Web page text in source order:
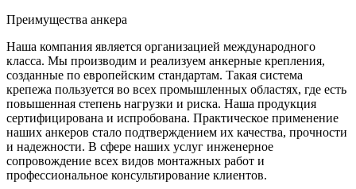
Преимущества анкера
Наша компания является организацией международного
класса. Мы производим и реализуем анкерные крепления,
созданные по европейским стандартам. Такая система
крепежа пользуется во всех промышленных областях, где есть
повышенная степень нагрузки и риска. Наша продукция
сертифицирована и испробована. Практическое применение
наших анкеров стало подтверждением их качества, прочности
и надежности. В сфере наших услуг инженерное
сопровождение всех видов монтажных работ и
профессиональное консультирование клиентов.